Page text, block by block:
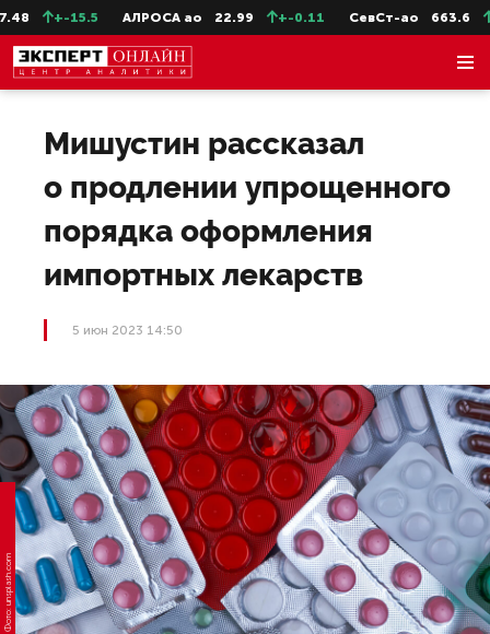
+-15.5 АЛРОСА ао 22.99 +-0.11 СевСт-ао 663.6
Мишустин рассказал
о продлении упрощенного
порядка оформления
импортных лекарств
5 июн 2023 14:50
Фото: unsplash.com